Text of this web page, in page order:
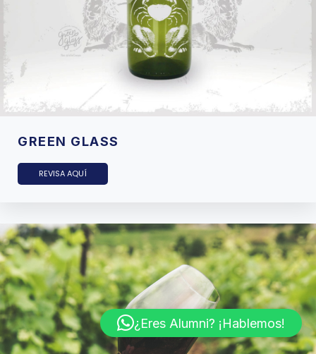
GREEN GLASS
REVISA AQUÍ
¿Eres Alumni? ¡Hablemos!